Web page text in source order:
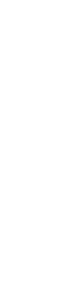
někdy i předčil, bylo